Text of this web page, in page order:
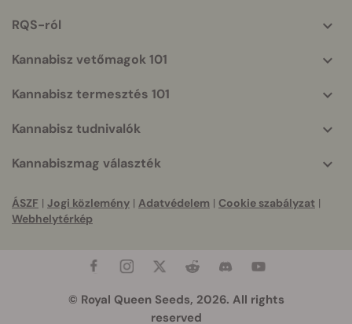
info
RQS-ról
Kannabisz vetőmagok 101
Kannabisz termesztés 101
Kannabisz tudnivalók
Kannabiszmag választék
ÁSZF | Jogi közlemény | Adatvédelem | Cookie szabályzat |
Webhelytérkép
© Royal Queen Seeds, 2026. All rights
reserved